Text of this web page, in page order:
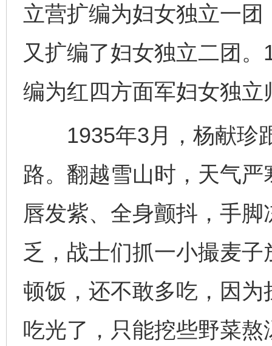
立营扩编为妇女独立一
又扩编了妇女独立二团
编为红四方面军妇女独
1935年3月，杨献珍
路。翻越雪山时，天气
唇发紫、全身颤抖，手
乏，战士们抓一小撮麦
顿饭，还不敢多吃，因
吃光了，只能挖些野菜